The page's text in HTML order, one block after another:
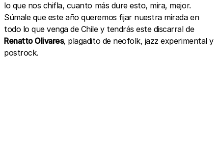
lo que nos chifla, cuanto más dure esto, mira, mejor.
Súmale que este año queremos fijar nuestra mirada en
todo lo que venga de Chile y tendrás este discarral de
Renatto Olivares, plagadito de neofolk, jazz experimental y
postrock.